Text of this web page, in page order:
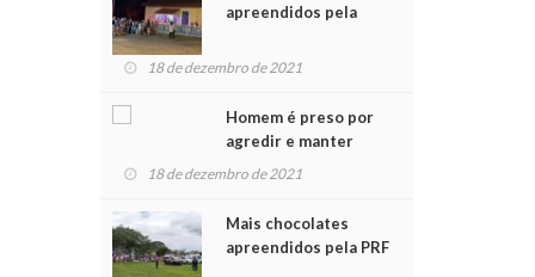
apreendidos pela
para crianças na
18 de dezembro de 2021
Homem é preso por
agredir e manter
mulher em cárcere
18 de dezembro de 2021
Mais chocolates
apreendidos pela PRF